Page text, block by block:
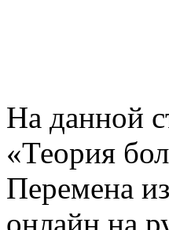
На данной
«Теория
Перемена
онлайн на